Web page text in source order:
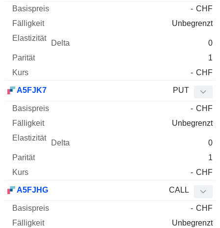
- CHF
Unbegrenzt
0
1
- CHF
A5FJK7 PUT
- CHF
Unbegrenzt
0
1
- CHF
A5FJHG CALL
- CHF
Unbegrenzt